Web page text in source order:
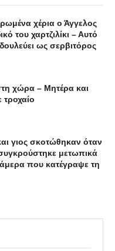
χέρια ο Άγγελος
του χαρτζιλίκι – Αυτό
ως σερβιτόρος
χώρα – Μητέρα και
γιος σκοτώθηκαν όταν
μετωπικά
που κατέγραψε τη